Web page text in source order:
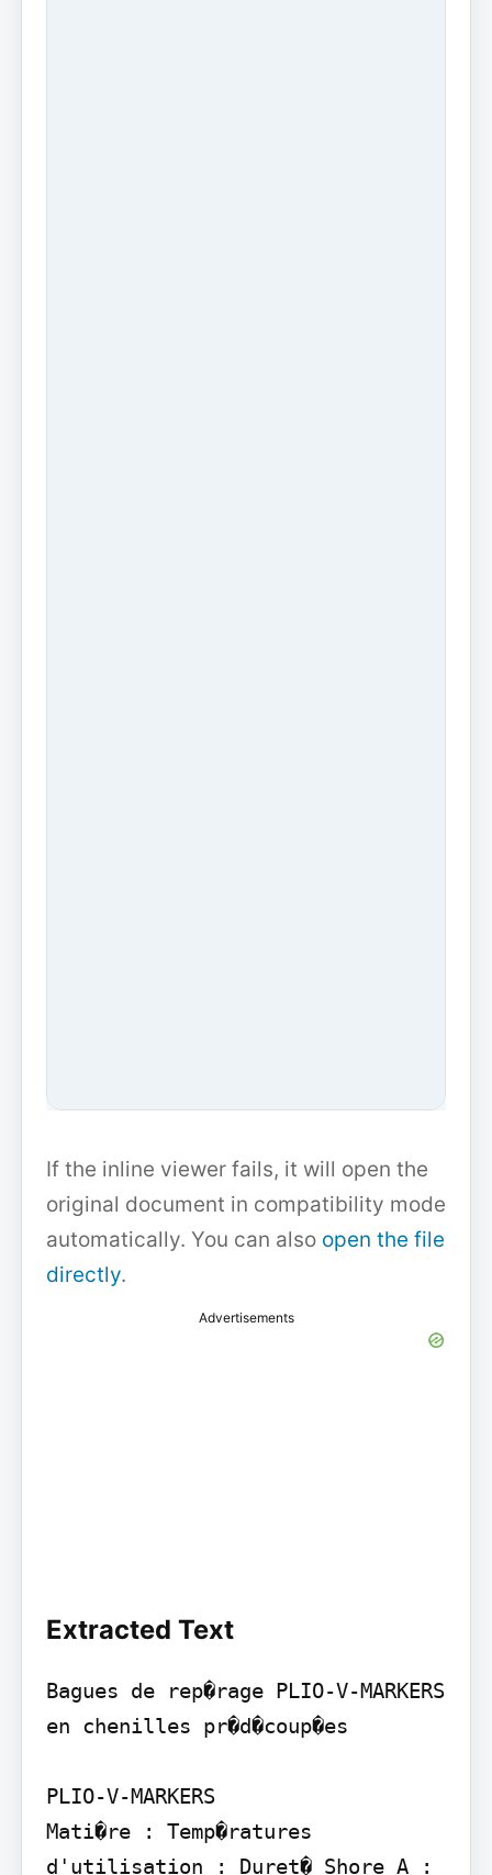
If the inline viewer fails, it will open the
original document in compatibility mode
automatically. You can also open the file
directly.
Advertisements
Extracted Text
Bagues de rep�rage PLIO-V-MARKERS
en chenilles pr�d�coup�es
PLIO-V-MARKERS
Mati�re : Temp�ratures
d'utilisation : Duret� Shore A :